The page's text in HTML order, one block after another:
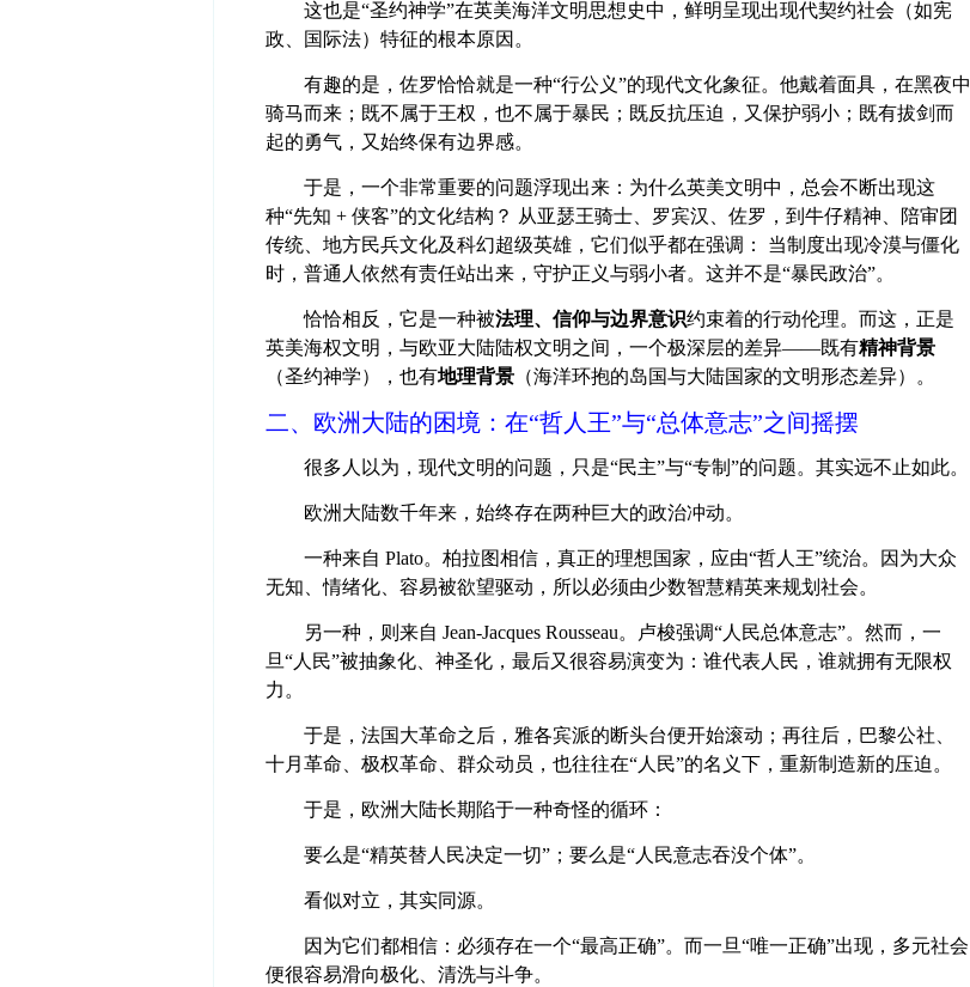
这也是“圣约神学”在英美海洋文明思想史中，鲜明呈现出现代契约社会（如宪
政、国际法）特征的根本原因。
有趣的是，佐罗恰恰就是一种“行公义”的现代文化象征。他戴着面具，在黑夜中
骑马而来；既不属于王权，也不属于暴民；既反抗压迫，又保护弱小；既有拔剑而
起的勇气，又始终保有边界感。
于是，一个非常重要的问题浮现出来：为什么英美文明中，总会不断出现这
种“先知 + 侠客”的文化结构？ 从亚瑟王骑士、罗宾汉、佐罗，到牛仔精神、陪审团
传统、地方民兵文化及科幻超级英雄，它们似乎都在强调： 当制度出现冷漠与僵化
时，普通人依然有责任站出来，守护正义与弱小者。这并不是“暴民政治”。
恰恰相反，它是一种被法理、信仰与边界意识约束着的行动伦理。而这，正是
英美海权文明，与欧亚大陆陆权文明之间，一个极深层的差异——既有精神背景
（圣约神学），也有地理背景（海洋环抱的岛国与大陆国家的文明形态差异）。
二、欧洲大陆的困境：在“哲人王”与“总体意志”之间摇摆
很多人以为，现代文明的问题，只是“民主”与“专制”的问题。其实远不止如此。
欧洲大陆数千年来，始终存在两种巨大的政治冲动。
一种来自 Plato。柏拉图相信，真正的理想国家，应由“哲人王”统治。因为大众
无知、情绪化、容易被欲望驱动，所以必须由少数智慧精英来规划社会。
另一种，则来自 Jean-Jacques Rousseau。卢梭强调“人民总体意志”。然而，一
旦“人民”被抽象化、神圣化，最后又很容易演变为：谁代表人民，谁就拥有无限权
力。
于是，法国大革命之后，雅各宾派的断头台便开始滚动；再往后，巴黎公社、
十月革命、极权革命、群众动员，也往往在“人民”的名义下，重新制造新的压迫。
于是，欧洲大陆长期陷于一种奇怪的循环：
要么是“精英替人民决定一切”；要么是“人民意志吞没个体”。
看似对立，其实同源。
因为它们都相信：必须存在一个“最高正确”。而一旦“唯一正确”出现，多元社会
便很容易滑向极化、清洗与斗争。